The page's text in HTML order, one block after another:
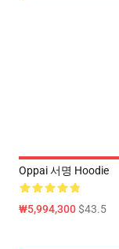
Oppai 서명 Hoodie
₩5,994,300$43.5